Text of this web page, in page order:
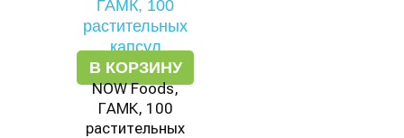
В КОРЗИНУ
NOW Foods,
ГАМК, 100
растительных